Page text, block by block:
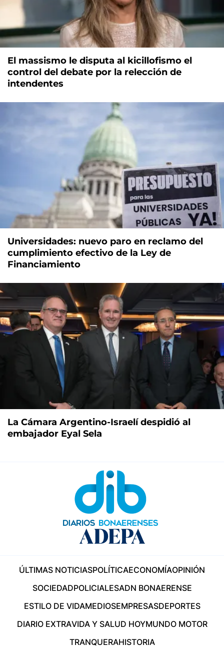
El massismo le disputa al kicillofismo el
control del debate por la relección de
intendentes
Universidades: nuevo paro en reclamo del
cumplimiento efectivo de la Ley de
Financiamiento
La Cámara Argentino-Israelí despidió al
embajador Eyal Sela
ÚLTIMAS NOTICIASPOLÍTICAECONOMÍAOPINIÓN
SOCIEDADPOLICIALESADN BONAERENSE
ESTILO DE VIDAMEDIOSEMPRESASDEPORTES
DIARIO EXTRAVIDA Y SALUD HOYMUNDO MOTOR
TRANQUERAHISTORIA